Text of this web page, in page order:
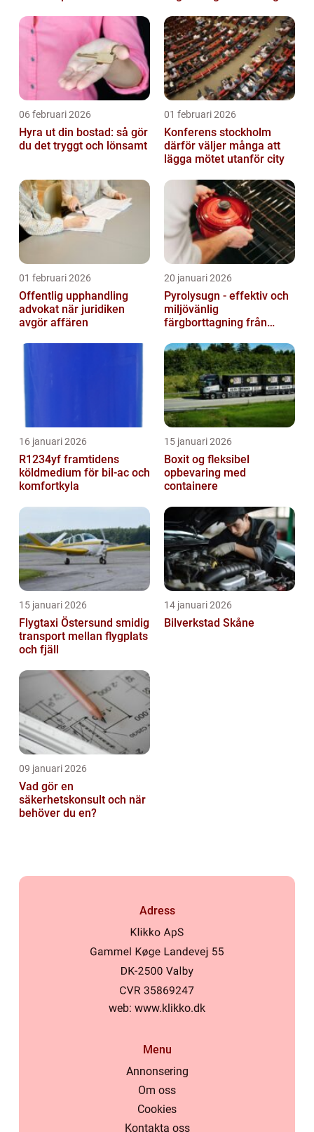
06 februari 2026
Hyra ut din bostad: så gör
du det tryggt och lönsamt
01 februari 2026
Konferens stockholm
därför väljer många att
lägga mötet utanför city
01 februari 2026
Offentlig upphandling
advokat när juridiken
avgör affären
20 januari 2026
Pyrolysugn - effektiv och
miljövänlig
färgborttagning från
16 januari 2026
R1234yf framtidens
köldmedium för bil-ac och
komfortkyla
15 januari 2026
Boxit og fleksibel
opbevaring med
containere
15 januari 2026
Flygtaxi Östersund smidig
transport mellan flygplats
och fjäll
14 januari 2026
Bilverkstad Skåne
09 januari 2026
Vad gör en
säkerhetskonsult och när
behöver du en?
Adress
web: www.klikko.dk
Menu
Annonsering
Om oss
Cookies
Kontakta oss